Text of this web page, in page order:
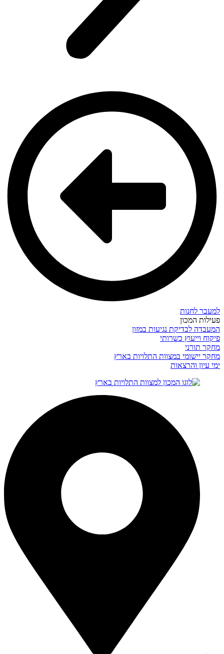
למעבר לחנות
פעילות המכון
המעבדה לבדיקת נגיעות במזון
פיקוח וייעוץ כשרותי
מחקר תורני
מחקר יישומי במצוות התלויות בארץ
ימי עיון והרצאות